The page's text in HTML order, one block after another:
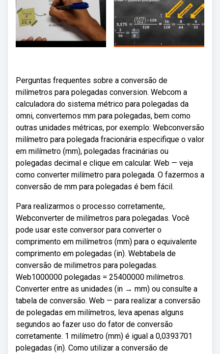
Perguntas frequentes sobre a conversão de
milímetros para polegadas conversion. Webcom a
calculadora do sistema métrico para polegadas da
omni, convertemos mm para polegadas, bem como
outras unidades métricas, por exemplo: Webconversão
milímetro para polegada fracionária especifique o valor
em milímetro (mm), polegadas fracinárias ou
polegadas decimal e clique em calcular. Web — veja
como converter milímetro para polegada. O fazermos a
conversão de mm para polegadas é bem fácil.
Para realizarmos o processo corretamente,.
Webconverter de milímetros para polegadas. Você
pode usar este conversor para converter o
comprimento em milímetros (mm) para o equivalente
comprimento em polegadas (in). Webtabela de
conversão de milimetros para polegadas.
Web1000000 polegadas = 25400000 milímetros.
Converter entre as unidades (in → mm) ou consulte a
tabela de conversão. Web — para realizar a conversão
de polegadas em milímetros, leva apenas alguns
segundos ao fazer uso do fator de conversão
corretamente. 1 milímetro (mm) é igual a 0,0393701
polegadas (in). Como utilizar a conversão de